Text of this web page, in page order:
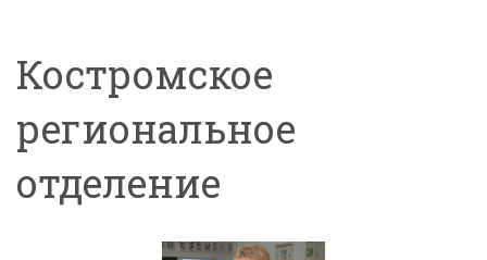
Костромское
региональное
отделение